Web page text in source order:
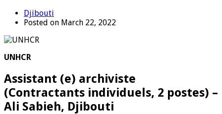
Djibouti
Posted on March 22, 2022
UNHCR
Assistant (e) archiviste
(Contractants individuels, 2 postes) –
Ali Sabieh, Djibouti